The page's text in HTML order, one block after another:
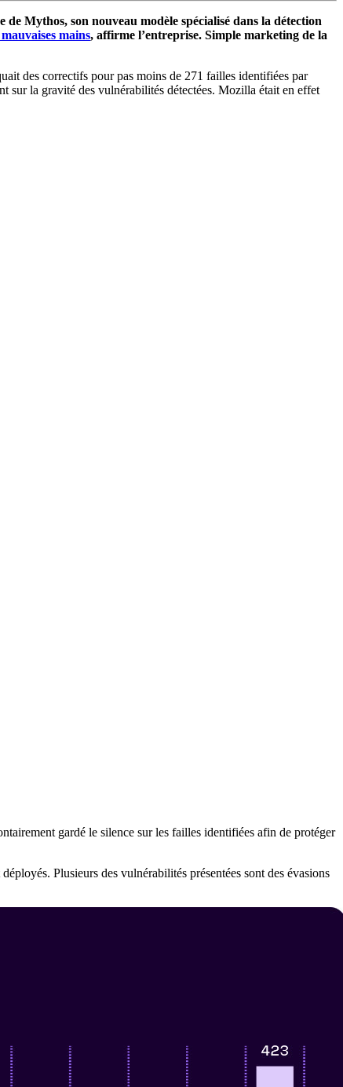
Mythos, son nouveau modèle spécialisé dans la détection
mains, affirme l’entreprise. Simple marketing de la
des correctifs pour pas moins de 271 failles identifiées par
sur la gravité des vulnérabilités détectées. Mozilla était en effet
gardé le silence sur les failles identifiées afin de protéger
Plusieurs des vulnérabilités présentées sont des évasions